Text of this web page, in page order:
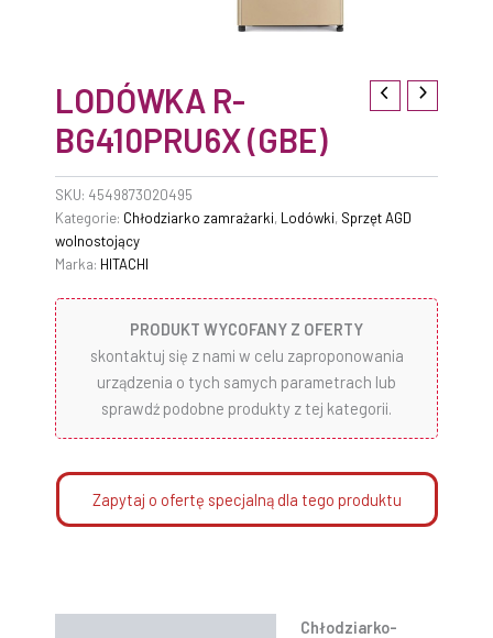
LODÓWKA R-
BG410PRU6X (GBE)
SKU: 4549873020495
Kategorie: Chłodziarko zamrażarki, Lodówki, Sprzęt AGD
wolnostojący
Marka: HITACHI
PRODUKT WYCOFANY Z OFERTY
skontaktuj się z nami w celu zaproponowania
urządzenia o tych samych parametrach lub
sprawdź podobne produkty z tej kategorii.
Zapytaj o ofertę specjalną dla tego produktu
Chłodziarko-